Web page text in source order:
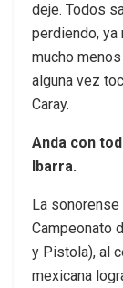
deje. Todos
perdiendo, ya
mucho
alguna vez
Caray.
Anda con
Ibarra.
La sonorense
Campeonato
y Pistola), al
mexicana